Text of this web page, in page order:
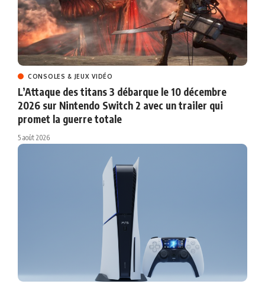
CONSOLES & JEUX VIDÉO
L’Attaque des titans 3 débarque le 10 décembre
2026 sur Nintendo Switch 2 avec un trailer qui
promet la guerre totale
5 août 2026